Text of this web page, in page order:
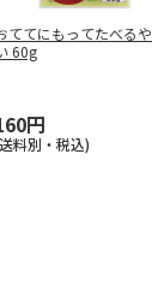
ててにもってたべる
60g
円
料別・税込)